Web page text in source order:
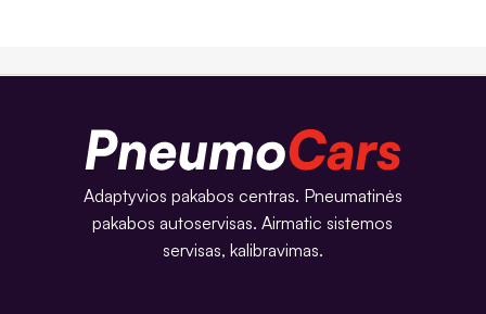
Adaptyvios pakabos centras. Pneumatinės
pakabos autoservisas. Airmatic sistemos
servisas, kalibravimas.